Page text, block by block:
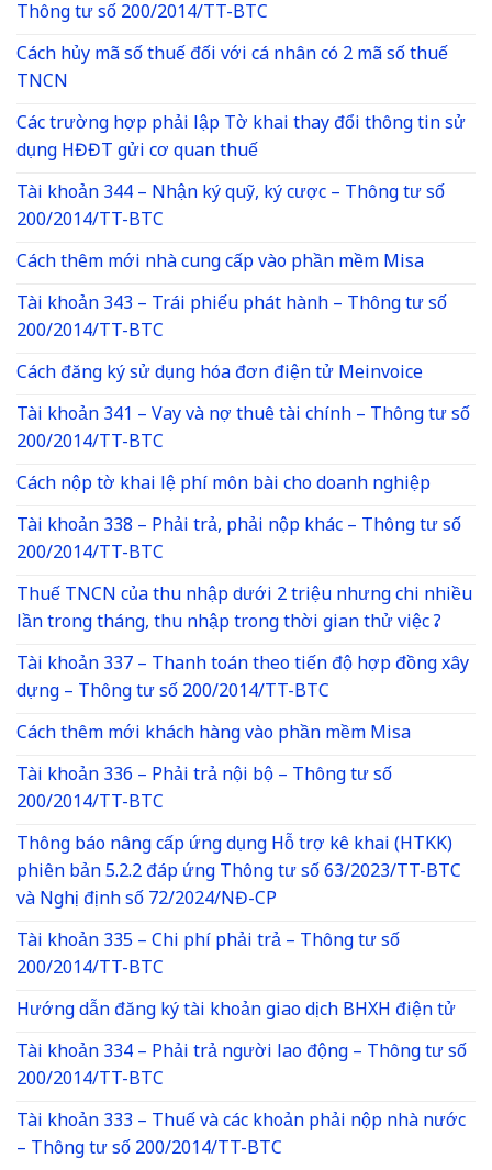
Thông tư số 200/2014/TT-BTC
Cách hủy mã số thuế đối với cá nhân có 2 mã số thuế
TNCN
Các trường hợp phải lập Tờ khai thay đổi thông tin sử
dụng HĐĐT gửi cơ quan thuế
Tài khoản 344 – Nhận ký quỹ, ký cược – Thông tư số
200/2014/TT-BTC
Cách thêm mới nhà cung cấp vào phần mềm Misa
Tài khoản 343 – Trái phiếu phát hành – Thông tư số
200/2014/TT-BTC
Cách đăng ký sử dụng hóa đơn điện tử Meinvoice
Tài khoản 341 – Vay và nợ thuê tài chính – Thông tư số
200/2014/TT-BTC
Cách nộp tờ khai lệ phí môn bài cho doanh nghiệp
Tài khoản 338 – Phải trả, phải nộp khác – Thông tư số
200/2014/TT-BTC
Thuế TNCN của thu nhập dưới 2 triệu nhưng chi nhiều
lần trong tháng, thu nhập trong thời gian thử việc ?
Tài khoản 337 – Thanh toán theo tiến độ hợp đồng xây
dựng – Thông tư số 200/2014/TT-BTC
Cách thêm mới khách hàng vào phần mềm Misa
Tài khoản 336 – Phải trả nội bộ – Thông tư số
200/2014/TT-BTC
Thông báo nâng cấp ứng dụng Hỗ trợ kê khai (HTKK)
phiên bản 5.2.2 đáp ứng Thông tư số 63/2023/TT-BTC
và Nghị định số 72/2024/NĐ-CP
Tài khoản 335 – Chi phí phải trả – Thông tư số
200/2014/TT-BTC
Hướng dẫn đăng ký tài khoản giao dịch BHXH điện tử
Tài khoản 334 – Phải trả người lao động – Thông tư số
200/2014/TT-BTC
Tài khoản 333 – Thuế và các khoản phải nộp nhà nước
– Thông tư số 200/2014/TT-BTC